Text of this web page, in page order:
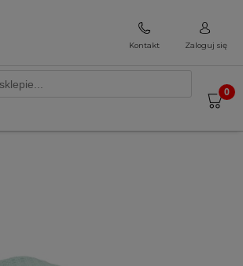
Kontakt Zaloguj się